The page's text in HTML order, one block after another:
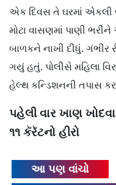
એક દિવસ તે ઘરમાં
મોટા વાસણમાં પાણી
બાળકને નાખી દીધું. ગંભીર
ગયું હતું. પોલીસે મહિલા
હેલ્થ કન્ડિશનની તપાસ
પહેલી વાર ખાણ
૧૧ કૅરૅટનો હીરો
આ પણ વાંચો